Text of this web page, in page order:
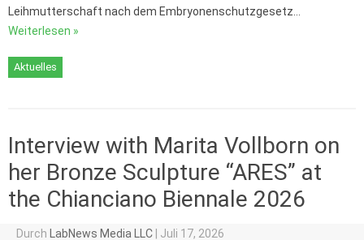
Leihmutterschaft nach dem Embryonenschutzgesetz…
Weiterlesen »
Aktuelles
Interview with Marita Vollborn on
her Bronze Sculpture “ARES” at
the Chianciano Biennale 2026
Durch LabNews Media LLC Juli 17, 2026